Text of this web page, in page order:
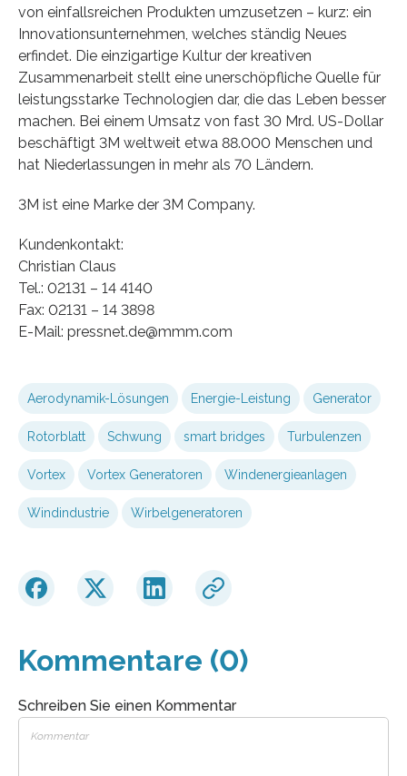
von einfallsreichen Produkten umzusetzen – kurz: ein
Innovationsunternehmen, welches ständig Neues
erfindet. Die einzigartige Kultur der kreativen
Zusammenarbeit stellt eine unerschöpfliche Quelle für
leistungsstarke Technologien dar, die das Leben besser
machen. Bei einem Umsatz von fast 30 Mrd. US-Dollar
beschäftigt 3M weltweit etwa 88.000 Menschen und
hat Niederlassungen in mehr als 70 Ländern.
3M ist eine Marke der 3M Company.
Kundenkontakt:
Christian Claus
Tel.: 02131 – 14 4140
Fax: 02131 – 14 3898
E-Mail: pressnet.de@mmm.com
Aerodynamik-Lösungen Energie-Leistung Generator
Rotorblatt Schwung smart bridges Turbulenzen
Vortex Vortex Generatoren Windenergieanlagen
Windindustrie Wirbelgeneratoren
Kommentare (0)
Schreiben Sie einen Kommentar